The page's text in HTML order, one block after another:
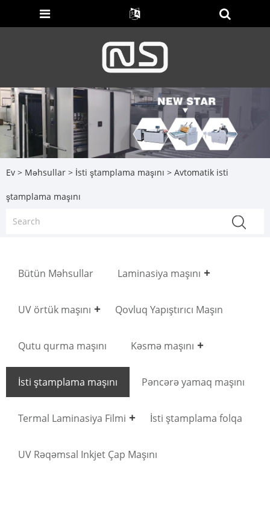
Ev > Məhsullar > İsti ştamplama maşını > Avtomatik isti
ştamplama maşını
Bütün Məhsullar Laminasiya maşını
UV örtük maşını Qovluq Yapıştırıcı Maşın
Qutu qurma maşını Kəsmə maşını
İsti ştamplama maşını Pəncərə yamaq maşını
Termal Laminasiya Filmi İsti ştamplama folqa
UV Rəqəmsal Inkjet Çap Maşını